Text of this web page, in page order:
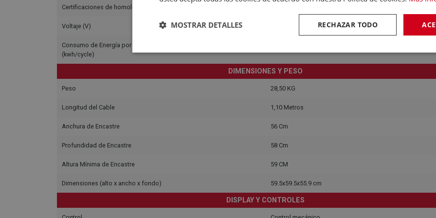
Certificaciones de homologación
Voltaje (V)
Consumo de Energía por ciclo de Convección de Aire Forzado
(kwh/cycle)
DIMENSIONES Y PESO
Peso 28,50 KG
Longitud del Cable 1,10 Metros
Anchura de Encastre 56 Cm
Profundidad de Encastre 58 Cm
Altura Mínima de Encastre 59 CM
Dimensiones (alto x ancho x fondo) 59.5x59.5x55.9 cm
DISPLAY Y CONTROLES
RECHAZAR TODO
MOSTRAR DETALLES